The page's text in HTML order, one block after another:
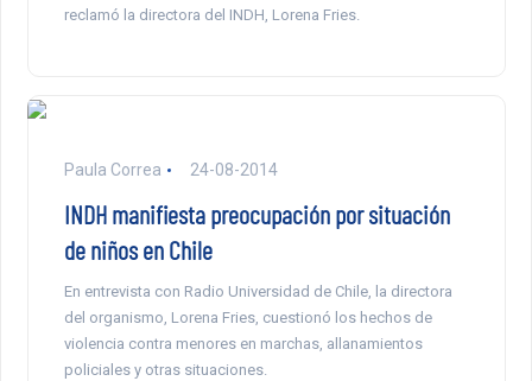
reclamó la directora del INDH, Lorena Fries.
Paula Correa 24-08-2014
INDH manifiesta preocupación por situación
de niños en Chile
En entrevista con Radio Universidad de Chile, la directora
del organismo, Lorena Fries, cuestionó los hechos de
violencia contra menores en marchas, allanamientos
policiales y otras situaciones.